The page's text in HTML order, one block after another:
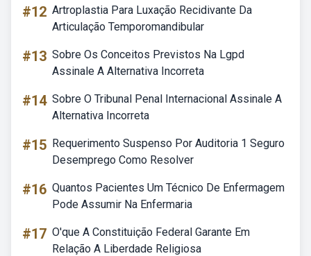
#12 Artroplastia Para Luxação Recidivante Da
Articulação Temporomandibular
#13 Sobre Os Conceitos Previstos Na Lgpd
Assinale A Alternativa Incorreta
#14 Sobre O Tribunal Penal Internacional Assinale A
Alternativa Incorreta
#15 Requerimento Suspenso Por Auditoria 1 Seguro
Desemprego Como Resolver
#16 Quantos Pacientes Um Técnico De Enfermagem
Pode Assumir Na Enfermaria
#17 O'que A Constituição Federal Garante Em
Relação A Liberdade Religiosa